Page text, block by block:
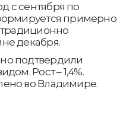
с сентября по
примерно
традиционно
декабря.
подтвердили
Рост – 1,4%.
во Владимире.